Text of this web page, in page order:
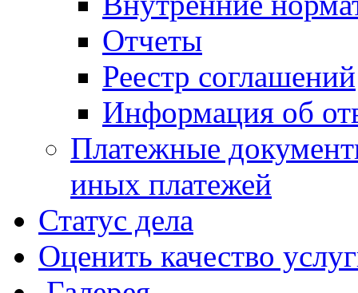
Отчеты
Реестр соглашений
Информация об
Платежные
иных платежей
Статус дела
Оценить качество